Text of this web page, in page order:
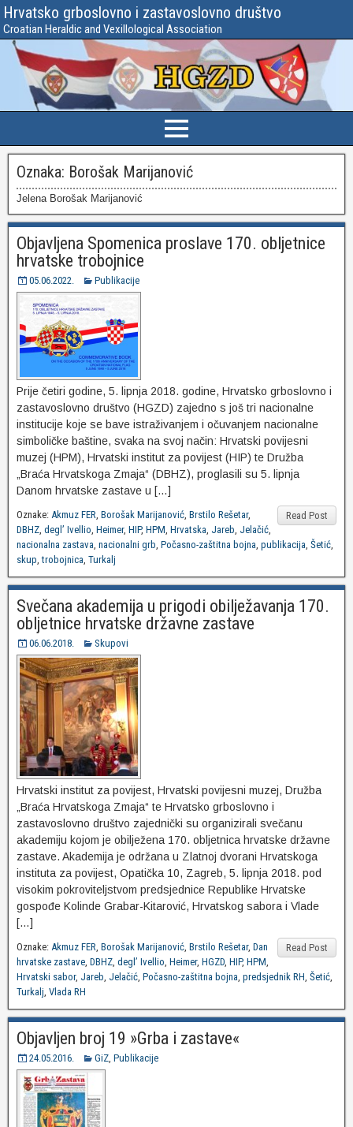
Hrvatsko grboslovno i zastavoslovno društvo
Croatian Heraldic and Vexillological Association
Oznaka: Borošak Marijanović
Jelena Borošak Marijanović
Objavljena Spomenica proslave 170. obljetnice
hrvatske trobojnice
05.06.2022. Publikacije
Prije četiri godine, 5. lipnja 2018. godine, Hrvatsko grboslovno i
zastavoslovno društvo (HGZD) zajedno s još tri nacionalne
institucije koje se bave istraživanjem i očuvanjem nacionalne
simboličke baštine, svaka na svoj način: Hrvatski povijesni
muzej (HPM), Hrvatski institut za povijest (HIP) te Družba
„Braća Hrvatskoga Zmaja“ (DBHZ), proglasili su 5. lipnja
Danom hrvatske zastave u […]
Read Post
Oznake: Akmuz FER, Borošak Marijanović, Brstilo Rešetar,
DBHZ, degl’ Ivellio, Heimer, HIP, HPM, Hrvatska, Jareb, Jelačić,
nacionalna zastava, nacionalni grb, Počasno-zaštitna bojna, publikacija, Šetić,
skup,trobojnica, Turkalj
Svečana akademija u prigodi obilježavanja 170.
obljetnice hrvatske državne zastave
06.06.2018. Skupovi
Hrvatski institut za povijest, Hrvatski povijesni muzej, Družba
„Braća Hrvatskoga Zmaja“ te Hrvatsko grboslovno i
zastavoslovno društvo zajednički su organizirali svečanu
akademiju kojom je obilježena 170. obljetnica hrvatske državne
zastave. Akademija je održana u Zlatnoj dvorani Hrvatskoga
instituta za povijest, Opatička 10, Zagreb, 5. lipnja 2018. pod
visokim pokroviteljstvom predsjednice Republike Hrvatske
gospođe Kolinde Grabar-Kitarović, Hrvatskog sabora i Vlade
[…]
Read Post
Oznake: Akmuz FER, Borošak Marijanović, Brstilo Rešetar, Dan
hrvatske zastave, DBHZ, degl’ Ivellio, Heimer, HGZD, HIP, HPM,
Hrvatski sabor, Jareb, Jelačić, Počasno-zaštitna bojna, predsjednik RH, Šetić,
Turkalj, Vlada RH
Objavljen broj 19 »Grba i zastave«
24.05.2016. GiZ, Publikacije